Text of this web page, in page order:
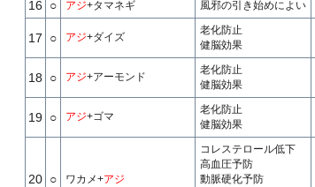
16 ○ アジ+タマネギ 風邪の引き始めによい
17 ○ アジ+ダイズ
老化防止
健脳効果
18 ○ アジ+アーモンド
老化防止
健脳効果
19 ○ アジ+ゴマ
老化防止
健脳効果
20 ○ ワカメ+アジ
コレステロール低下
高血圧予防
動脈硬化予防